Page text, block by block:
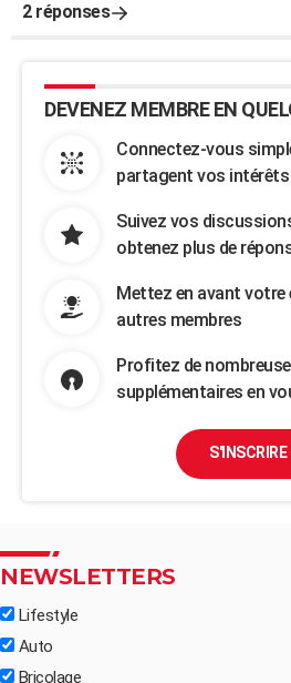
2 réponses
DEVENEZ MEMBRE EN
Connectez-vous
partagent vos intérêts
Suivez vos
obtenez plus de
Mettez en avant votre
autres membres
Profitez de
supplémentaires en
S'INSCRIRE
NEWSLETTERS
Lifestyle
Auto
Bricolage